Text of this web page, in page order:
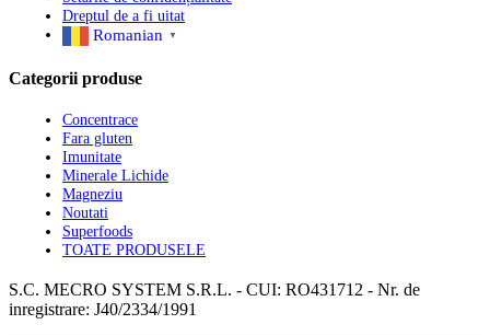
Dreptul de a fi uitat
Romanian ▼
Categorii produse
Concentrace
Fara gluten
Imunitate
Minerale Lichide
Magneziu
Noutati
Superfoods
TOATE PRODUSELE
S.C. MECRO SYSTEM S.R.L. - CUI: RO431712 - Nr. de
inregistrare: J40/2334/1991